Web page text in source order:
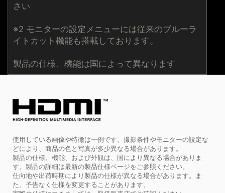
さい
※2 モニターの設定メニューには従来のブルーラ
イトカット機能も搭載しております。
製品の仕様、機能は国によって異なります
使用している画像や特徴は一例です。撮影条件やモニターの設定な
どにより、商品の色と写真が多少異なる場合があります。
製品の仕様、機能、および外観は、国により異なる場合がありま
す。製品の詳細は最新の製品仕様ページをご参照ください。
仕向地や出荷時期により製品の仕様が異なる場合があります。ま
た、予告なく仕様を変更することがあります。